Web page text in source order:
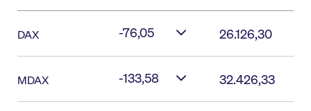
DAX -76,05 26.126,30
MDAX -133,58 32.426,33